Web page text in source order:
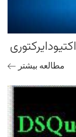
مطالعه بیشتر